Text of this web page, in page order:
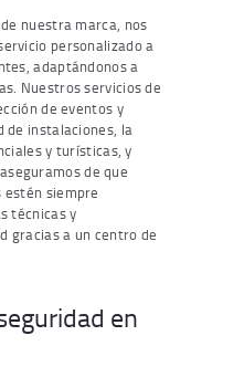
nuestra marca, nos
personalizado a
adaptándonos a
Nuestros servicios de
de eventos y
de instalaciones, la
y turísticas, y
de que
siempre
técnicas y
gracias a un centro de
en